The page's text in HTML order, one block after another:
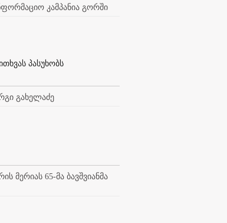
კამპანია გორში
პასუხობს
გახელაძე
მერიას 65-მა ბავშვიანმა